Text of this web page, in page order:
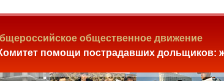
общественное движение
помощи пострадавших дольщиков: